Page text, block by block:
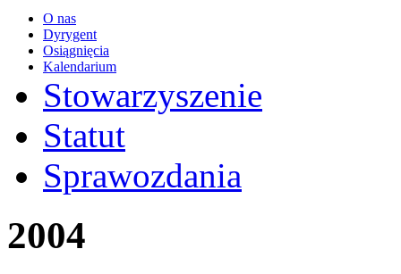
O nas
Dyrygent
Osiągnięcia
Kalendarium
Stowarzyszenie
Statut
Sprawozdania
2004